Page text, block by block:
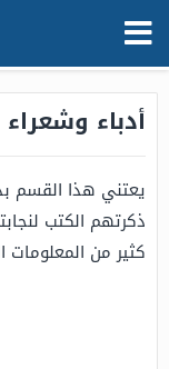
أدباء وشعراء
يعتني هذا القسم
ذكرتهم الكتب
كثير من المعلومات